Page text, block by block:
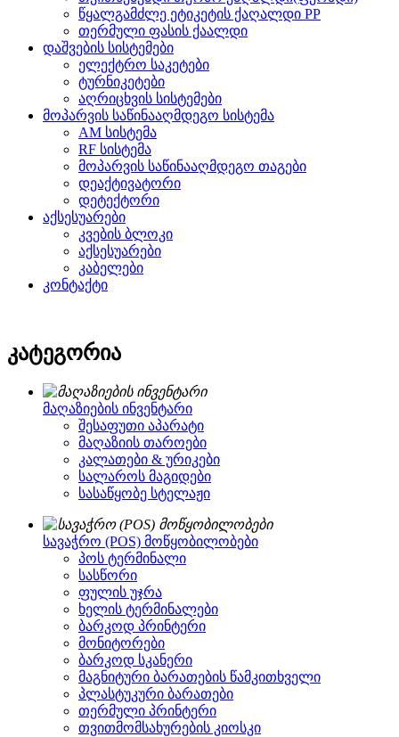
წყალგამძლე ეტიკეტის ქაღალდი PP
თერმული ფასის ქაალდი
დაშვების სისტემები
ელექტრო საკეტები
ტურნიკეტები
აღრიცხვის სისტემები
მოპარვის საწინააღმდეგო სისტემა
AM სისტემა
RF სისტემა
მოპარვის საწინააღმდეგო თაგები
დეაქტივატორი
დეტექტორი
აქსესუარები
კვების ბლოკი
აქსესუარები
კაბელები
კონტაქტი
კატეგორია
მაღაზიების ინვენტარი
შესაფუთი აპარატი
მაღაზიის თაროები
კალათები & ურიკები
სალაროს მაგიდები
სასაწყობე სტელაჟი
სავაჭრო (POS) მოწყობილობები
პოს ტერმინალი
სასწორი
ფულის უჯრა
ხელის ტერმინალები
ბარკოდ პრინტერი
მონიტორები
ბარკოდ სკანერი
მაგნიტური ბარათების წამკითხველი
პლასტუკური ბარათები
თერმული პრინტერი
თვითმომსახურების კიოსკი